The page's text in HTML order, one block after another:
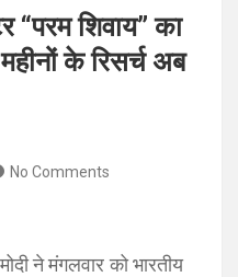
“परम शिवाय” का
के रिसर्च अब
No Comments
ने मंगलवार को भारतीय